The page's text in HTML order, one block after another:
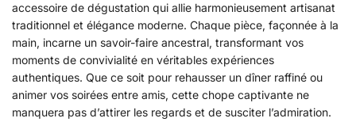
accessoire de dégustation qui allie harmonieusement artisanat
traditionnel et élégance moderne. Chaque pièce, façonnée à la
main, incarne un savoir-faire ancestral, transformant vos
moments de convivialité en véritables expériences
authentiques. Que ce soit pour rehausser un dîner raffiné ou
animer vos soirées entre amis, cette chope captivante ne
manquera pas d’attirer les regards et de susciter l’admiration.